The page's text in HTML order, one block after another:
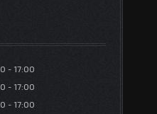
17:00
17:00
17:00